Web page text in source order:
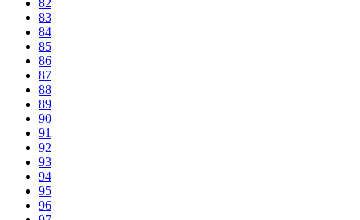
82
83
84
85
86
87
88
89
90
91
92
93
94
95
96